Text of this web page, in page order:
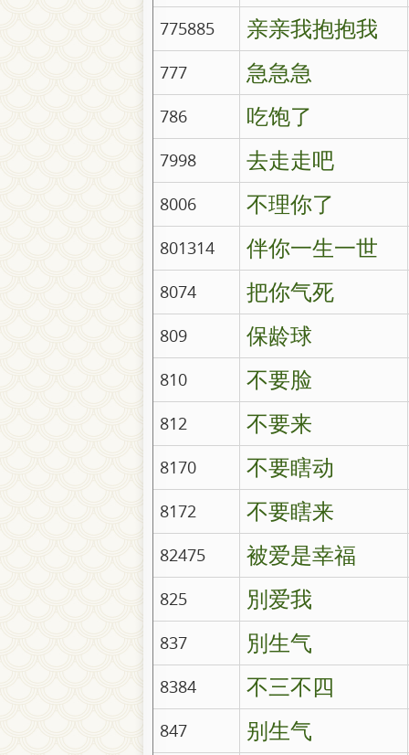
775885 亲亲我抱抱我
777 急急急
786 吃饱了
7998 去走走吧
8006 不理你了
801314 伴你一生一世
8074 把你气死
809 保龄球
810 不要脸
812 不要来
8170 不要瞎动
8172 不要瞎来
82475 被爱是幸福
825 別爱我
837 別生气
8384 不三不四
847 别生气